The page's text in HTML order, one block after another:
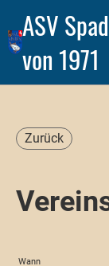
ASV
von 1971
Zurück
Wann